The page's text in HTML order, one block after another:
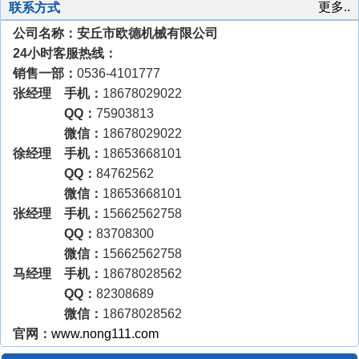
更多..
联系方式
公司名称：安丘市欧德机械有限公司
24小时客服热线：
销售一部： 0536-4101777
张经理 手机： 18678029022
QQ： 75903813
微信： 18678029022
徐经理 手机： 18653668101
QQ： 84762562
微信： 18653668101
张经理 手机： 15662562758
QQ： 83708300
微信： 15662562758
马经理 手机： 18678028562
QQ： 82308689
微信： 18678028562
官网： www.nong111.com